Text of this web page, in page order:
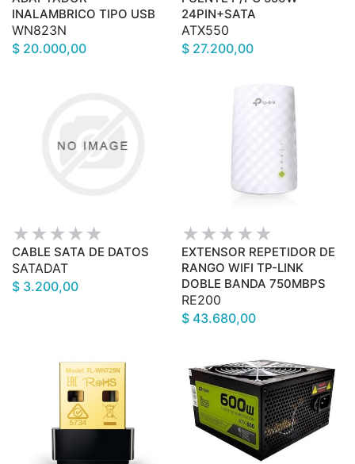
INALAMBRICO TIPO USB
WN823N
$ 20.000,00
24PIN+SATA
ATX550
$ 27.200,00
CABLE SATA DE DATOS
SATADAT
$ 3.200,00
EXTENSOR REPETIDOR DE
RANGO WIFI TP-LINK
DOBLE BANDA 750MBPS
RE200
$ 43.680,00